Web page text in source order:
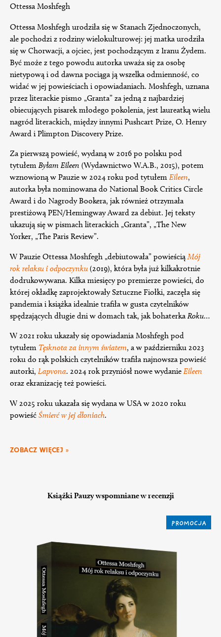
Ottessa Moshfegh
Ottessa Moshfegh urodziła się w Stanach Zjednoczonych,
ale pochodzi z rodziny wielokulturowej: jej matka urodziła
się w Chorwacji, a ojciec, jest pochodzącym z Iranu Żydem.
Być może z tego powodu autorka uważa się za osobę
nietypową i od dawna pociąga ją wszelka odmienność, co
widać w jej powieściach i opowiadaniach. Moshfegh, uznana
przez literackie pismo „Granta” za jedną z najbardziej
obiecujących pisarek młodego pokolenia, jest laureatką wielu
nagród literackich, między innymi Pushcart Prize, O. Henry
Award i Plimpton Discovery Prize.
Za pierwszą powieść, wydaną w 2016 po polsku pod
tytułem Byłam Eileen (Wydawnictwo W.A.B., 2015), potem
wznowioną w Pauzie w 2024 roku pod tytułem Eileen,
autorka była nominowana do National Book Critics Circle
Award i do Nagrody Bookera, jak również otrzymała
prestiżową PEN/Hemingway Award za debiut. Jej teksty
ukazują się w pismach literackich „Granta”, „The New
Yorker, „The Paris Review”.
W Pauzie Ottessa Moshfegh „debiutowała” powieścią Mój
rok relaksu i odpoczynku (2019), która była już kilkakrotnie
dodrukowywana. Kilka miesięcy po premierze powieści, do
której okładkę zaprojektowały Sztuczne Fiołki, zaczęła się
pandemia i książka idealnie trafiła w gusta czytelników
spędzających długie dni w domach tak, jak bohaterka Roku…
W 2021 roku ukazały się opowiadania Moshfegh pod
tytułem Tęsknota za innym światem, a w październiku 2023
roku do rąk polskich czytelników trafiła najnowsza powieść
autorki, Lapvona. 2024 rok przyniósł nowe wydanie Eileen
oraz ekranizację też powieści.
W 2025 roku ukazała się wydana w USA w 2020 roku
powieść Śmierć w jej dłoniach.
ZOBACZ WIĘCEJ »
Książki Pauzy wspomniane w recenzji
PROMOCJA